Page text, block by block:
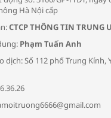
Bác sĩ tư vấn
Hà Nội cấp
CTCP THÔNG TIN TRUNG
Phạm Tuấn Anh
dịch: Số 112 phố Trung Kính,